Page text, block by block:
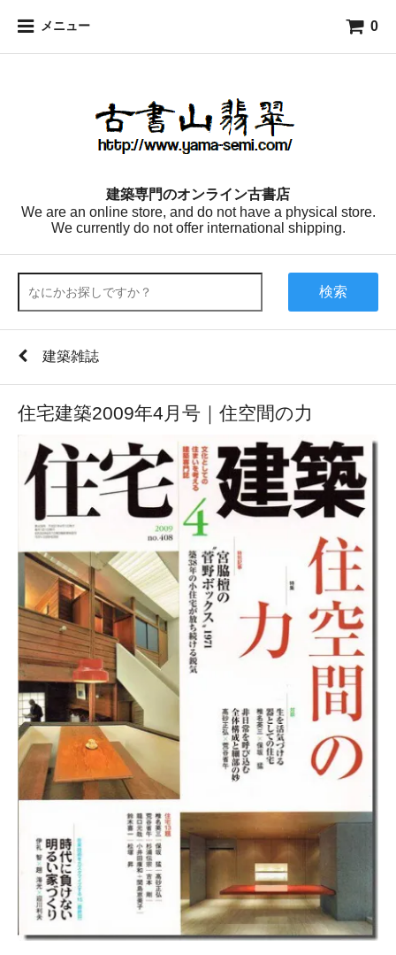
メニュー 0
建築専門のオンライン古書店
We are an online store, and do not have a physical store.
We currently do not offer international shipping.
検索
建築雑誌
住宅建築2009年4月号｜住空間の力